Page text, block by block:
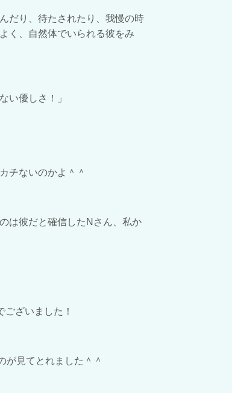
だり、待たされたり、我慢の時
く、自然体でいられる彼をみ
い優しさ！」
チないのかよ＾＾
は彼だと確信したNさん、私か
ざいました！
が見てとれました＾＾